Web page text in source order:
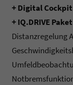
+ Digital
+ IQ.DRIVE
Distanzregelung